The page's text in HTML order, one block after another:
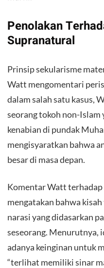
Penolakan
Supranatural
Prinsip sekularisme
Watt mengomentari
dalam salah satu kasus,
seorang tokoh non-Islam
kenabian di pundak
mengisyaratkan bahwa
besar di masa depan.
Komentar Watt
mengatakan bahwa
narasi yang didasarkan
seseorang. Menurutnya,
adanya keinginan untuk
“terlihat memiliki sinar